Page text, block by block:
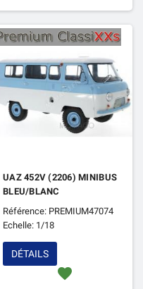
UAZ 452V (2206) MINIBUS
BLEU/BLANC
Référence: PREMIUM47074
Echelle: 1/18
favorite
DÉTAILS